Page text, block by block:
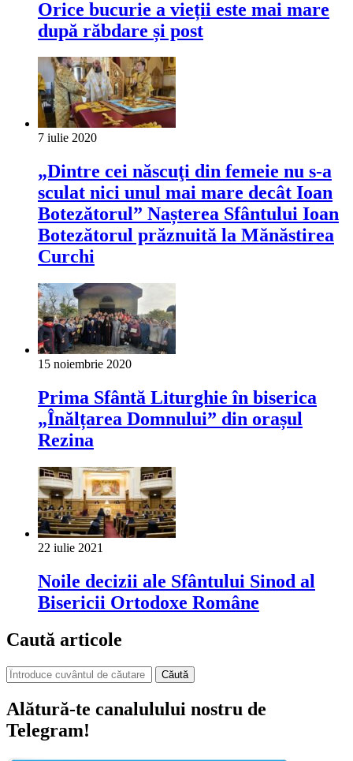
Orice bucurie a vieții este mai mare
după răbdare și post
7 iulie 2020
„Dintre cei născuţi din femeie nu s-a
sculat nici unul mai mare decât Ioan
Botezătorul” Nașterea Sfântului Ioan
Botezătorul prăznuită la Mănăstirea
Curchi
15 noiembrie 2020
Prima Sfântă Liturghie în biserica
„Înălțarea Domnului” din orașul
Rezina
22 iulie 2021
Noile decizii ale Sfântului Sinod al
Bisericii Ortodoxe Române
Caută articole
Căută
Alătură-te canalulului nostru de
Telegram!